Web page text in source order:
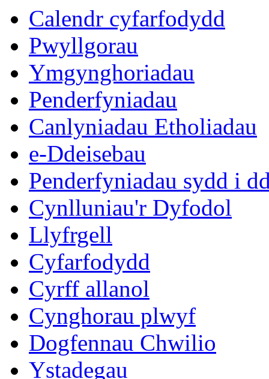
Calendr cyfarfodydd
Pwyllgorau
Ymgynghoriadau
Penderfyniadau
Canlyniadau Etholiadau
e-Ddeisebau
Penderfyniadau sydd i
Cynlluniau'r Dyfodol
Llyfrgell
Cyfarfodydd
Cyrff allanol
Cynghorau plwyf
Dogfennau Chwilio
Ystadegau